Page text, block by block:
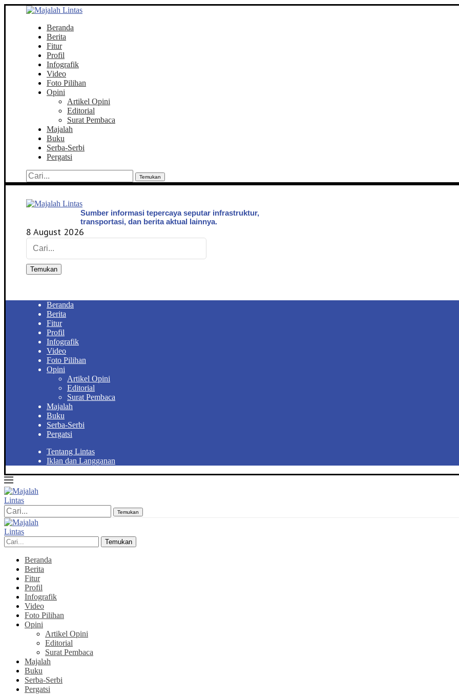
Beranda
Berita
Fitur
Profil
Infografik
Video
Foto Pilihan
Opini
Artikel Opini
Editorial
Surat Pembaca
Majalah
Buku
Serba-Serbi
Pergatsi
Temukan
Sumber informasi tepercaya seputar infrastruktur,
transportasi, dan berita aktual lainnya.
8 August 2026
Temukan
Beranda
Berita
Fitur
Profil
Infografik
Video
Foto Pilihan
Opini
Artikel Opini
Editorial
Surat Pembaca
Majalah
Buku
Serba-Serbi
Pergatsi
Tentang Lintas
Iklan dan Langganan
Temukan
Temukan
Beranda
Berita
Fitur
Profil
Infografik
Video
Foto Pilihan
Opini
Artikel Opini
Editorial
Surat Pembaca
Majalah
Buku
Serba-Serbi
Pergatsi